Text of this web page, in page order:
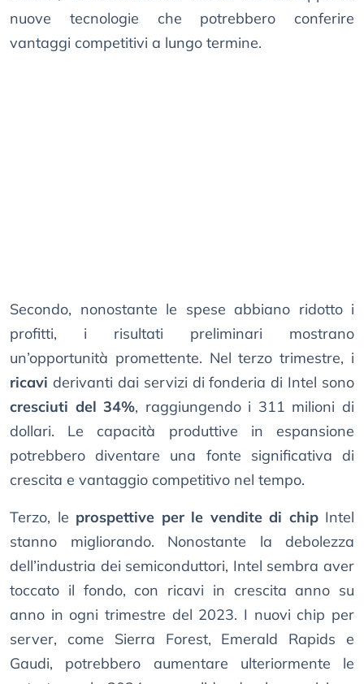
nuove tecnologie che potrebbero conferire
vantaggi competitivi a lungo termine.
Secondo, nonostante le spese abbiano ridotto i
profitti, i risultati preliminari mostrano
un’opportunità promettente. Nel terzo trimestre, i
ricavi derivanti dai servizi di fonderia di Intel sono
cresciuti del 34%, raggiungendo i 311 milioni di
dollari. Le capacità produttive in espansione
potrebbero diventare una fonte significativa di
crescita e vantaggio competitivo nel tempo.
Terzo, le prospettive per le vendite di chipIntel
stanno migliorando. Nonostante la debolezza
dell’industria dei semiconduttori, Intel sembra aver
toccato il fondo, con ricavi in crescita anno su
anno in ogni trimestre del 2023. I nuovi chip per
server, come Sierra Forest, Emerald Rapids e
Gaudi, potrebbero aumentare ulteriormente le